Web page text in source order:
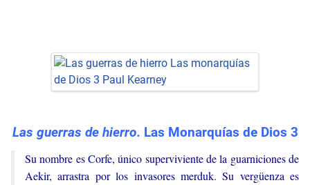
Las guerras de hierro. Las Monarquías de Dios 3
Su nombre es Corfe, único superviviente de la guarniciones de
Aekir, arrastra por los invasores merduk. Su vergüenza es